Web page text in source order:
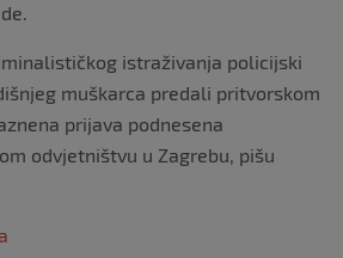
istraživanja policijski
muškarca predali pritvorskom
prijava podnesena
odvjetništvu u Zagrebu, pišu